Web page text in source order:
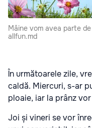
Mâine vom avea parte
allfun.md
În următoarele zile,
caldă. Miercuri, s-ar
ploaie, iar la prânz
Joi și vineri se vor